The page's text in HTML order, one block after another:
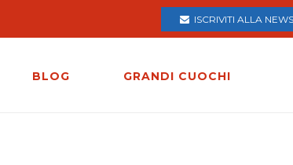
ISCRIVITI ALLA
BLOG GRANDI CUOCHI